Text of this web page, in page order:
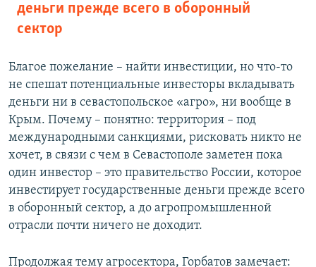
деньги прежде всего в оборонный
сектор
Благое пожелание – найти инвестиции, но что-то
не спешат потенциальные инвесторы вкладывать
деньги ни в севастопольское «агро», ни вообще в
Крым. Почему – понятно: территория – под
международными санкциями, рисковать никто не
хочет, в связи с чем в Севастополе заметен пока
один инвестор – это правительство России, которое
инвестирует государственные деньги прежде всего
в оборонный сектор, а до агропромышленной
отрасли почти ничего не доходит.
Продолжая тему агросектора, Горбатов замечает: